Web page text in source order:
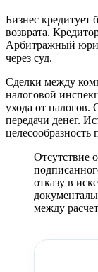
Бизнес
возврата.
Арбитражный
через суд.
Сделки между
налоговой
ухода от налогов.
передачи денег.
целесообразность
Отсутствие
отказу в
между